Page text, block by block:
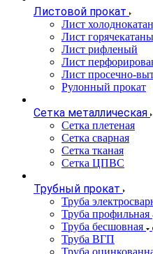
Листовой прокат
Лист
Лист
Лист рифленый
Лист
Лист просечно-
Рулонный прокат
Сетка металлическая
Сетка плетеная
Сетка сварная
Сетка тканая
Сетка ЦПВС
Трубный прокат
Труба
Труба профильная
Труба бесшовная
Труба ВГП
Труба